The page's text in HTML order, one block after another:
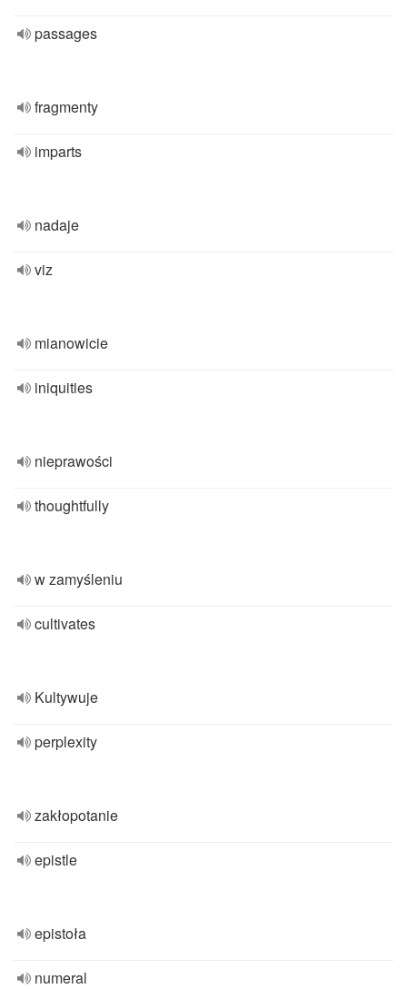
passages
fragmenty
imparts
nadaje
viz
mianowicie
iniquities
nieprawości
thoughtfully
w zamyśleniu
cultivates
Kultywuje
perplexity
zakłopotanie
epistle
epistoła
numeral